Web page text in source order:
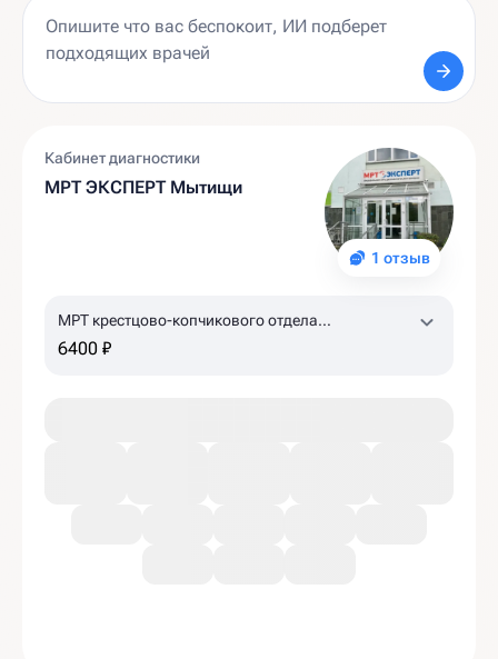
1 отзыв
Кабинет диагностики
МРТ ЭКСПЕРТ Мытищи
МРТ крестцово-копчикового отдела
позвоночника
6400 ₽